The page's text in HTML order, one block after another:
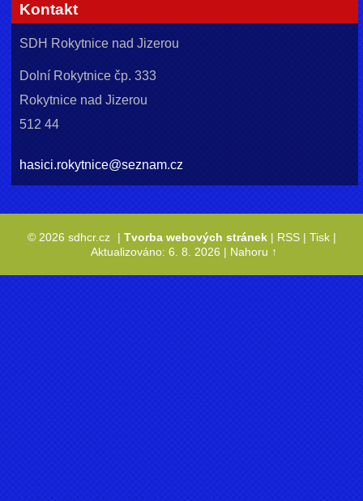
Kontakt
SDH Rokytnice nad Jizerou
Dolní Rokytnice čp. 333
Rokytnice nad Jizerou
512 44
hasici.rokytnice@seznam.cz
© 2026 sdhcr.cz | Tvorba webových stránek| RSS| Tisk|
Aktualizováno: 6. 8. 2026 | Nahoru ↑